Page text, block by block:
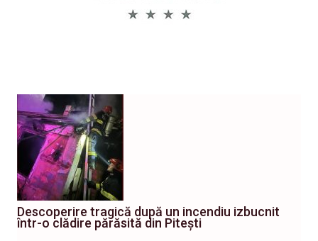
Descoperire tragică după un incendiu izbucnit
într-o clădire părăsită din Pitești